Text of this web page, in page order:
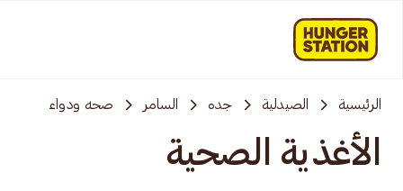
الرئيسية الصيدلية جده السامر صحه ودواء
الأغذية الصحية